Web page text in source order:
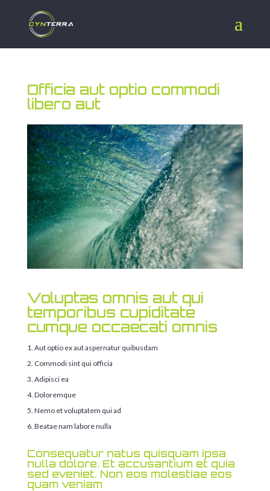
Officia aut optio commodi
libero aut
Voluptas omnis aut qui
temporibus cupiditate
cumque occaecati omnis
Aut optio ex aut aspernatur quibusdam
Commodi sint qui officia
Adipisci ea
Doloremque
Nemo et voluptatem qui ad
Beatae nam labore nulla
Consequatur natus quisquam ipsa
nulla dolore. Et accusantium et quia
sed eveniet. Non eos molestiae eos
quam veniam